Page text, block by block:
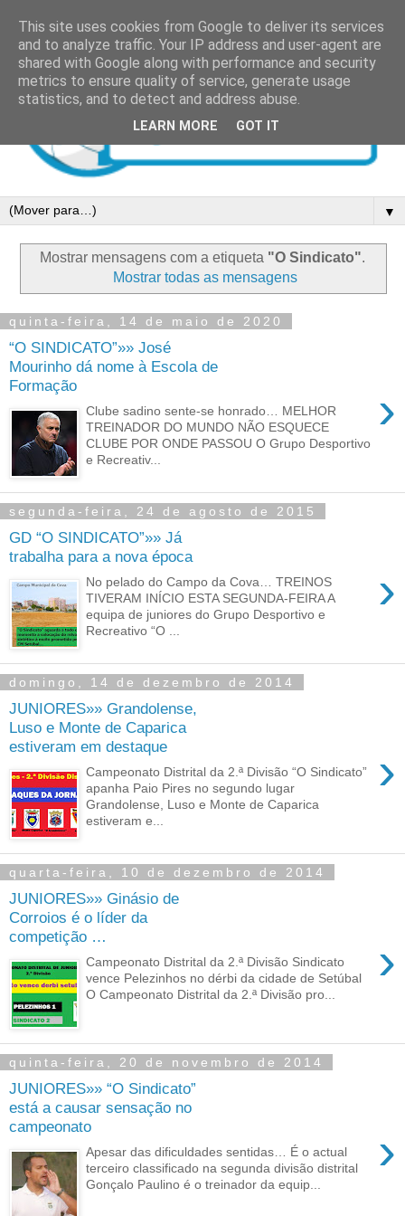
▼
Mostrar mensagens com a etiqueta "O Sindicato".
Mostrar todas as mensagens
quinta-feira, 14 de maio de 2020
“O SINDICATO”»» José
Mourinho dá nome à Escola de
Formação
›
Clube sadino sente-se honrado… MELHOR
TREINADOR DO MUNDO NÃO ESQUECE
CLUBE POR ONDE PASSOU O Grupo Desportivo
e Recreativ...
segunda-feira, 24 de agosto de 2015
GD “O SINDICATO”»» Já
trabalha para a nova época
›
No pelado do Campo da Cova… TREINOS
TIVERAM INÍCIO ESTA SEGUNDA-FEIRA A
equipa de juniores do Grupo Desportivo e
Recreativo “O ...
domingo, 14 de dezembro de 2014
JUNIORES»» Grandolense,
Luso e Monte de Caparica
estiveram em destaque
›
Campeonato Distrital da 2.ª Divisão “O Sindicato”
apanha Paio Pires no segundo lugar
Grandolense, Luso e Monte de Caparica
estiveram e...
quarta-feira, 10 de dezembro de 2014
JUNIORES»» Ginásio de
Corroios é o líder da
competição …
›
Campeonato Distrital da 2.ª Divisão Sindicato
vence Pelezinhos no dérbi da cidade de Setúbal
O Campeonato Distrital da 2.ª Divisão pro...
quinta-feira, 20 de novembro de 2014
JUNIORES»» “O Sindicato”
está a causar sensação no
campeonato
›
Apesar das dificuldades sentidas… É o actual
terceiro classificado na segunda divisão distrital
Gonçalo Paulino é o treinador da equip...
This site uses cookies from Google to deliver its services
and to analyze traffic. Your IP address and user-agent are
shared with Google along with performance and security
metrics to ensure quality of service, generate usage
statistics, and to detect and address abuse.
LEARN MORE GOT IT